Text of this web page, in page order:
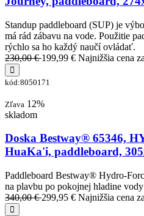
Standup paddleboard (SUP) je
má rád zábavu na vode. Použitie
rýchlo sa ho každý naučí ovládať.
230,00 €199,99 € Najnižšia cena
kód:8050171
Zľava 12%
skladom
Doska Bestway® 65346,
HuaKa'i, paddleboard,
Paddleboard Bestway® Hydro-
na plavbu po pokojnej hladine
340,00 €299,95 € Najnižšia cena